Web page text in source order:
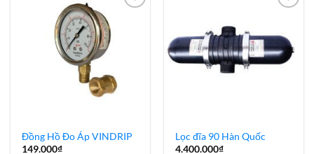
Đồng Hồ Đo Áp VINDRIP
149.000₫
Add to
Wishlist
Lọc đĩa 90 Hàn Quốc
4.400.000₫